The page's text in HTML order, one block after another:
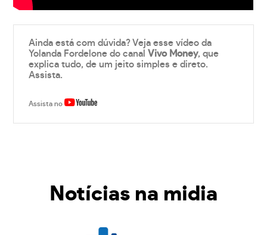
Ainda está com dúvida? Veja esse vídeo da
Yolanda Fordelone do canalVivo Money, que
explica tudo, de um jeito simples e direto.
Assista.
Assista no
Notícias na midia